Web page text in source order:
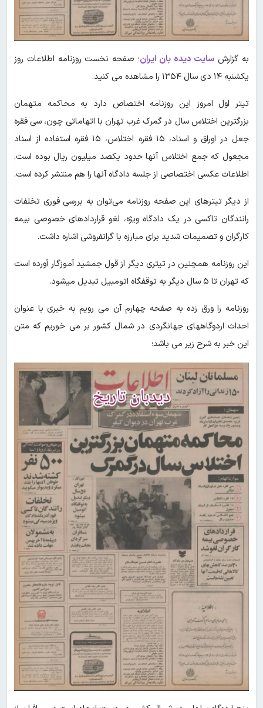
به گزارش سایت دیده بان ایران؛ صفحه نخست روزنامه اطلاعات روز
یکشنبه ۱۴ دی سال ۱۳۵۴ را مشاهده می کنید.
تیتر اول امروز این روزنامه اختصاص دارد به محاکمه متهمان
بزرگترین اختلاس سال در گمرک غرب تهران‌ با اتهاماتی چون، سی فقره
جعل در اوراق و اسناد، ۱۵ فقره اختلاس، ۱۵ فقره استفاده از اسناد
مجعول که جمع اختلاس آنها حدود یکصد میلیون ریال بوده است.
اطلاعات عکسی اختصاصی از جلسه دادگاه آنها را هم‌ منتشر کرده است.
از دیگر تیترهای این صفحه روزنامه می‌توان به بررسی فوری تخلفات
رانندگان تاکسی در یک دادگاه ویژه، لغو قراردادهای خصوصی بیمه
کارگران و تصمیمات شدید برای مبارزه با گرانفروشی اشاره داشت.
این روزنامه همچنین در تیتری دیگر از قول جمشید آموزگار آورده است
که تهران تا ۵ سال دیگر به توقفگاه اتومبیل تبدیل میشود.
روزنامه را ورق زده به صفحه چهارم آن می رویم به خبری با عنوان
احداث اردوگاههای جهانگردی در شمال کشور بر می خوریم که متن
این خبر به شرح زیر می باشد؛